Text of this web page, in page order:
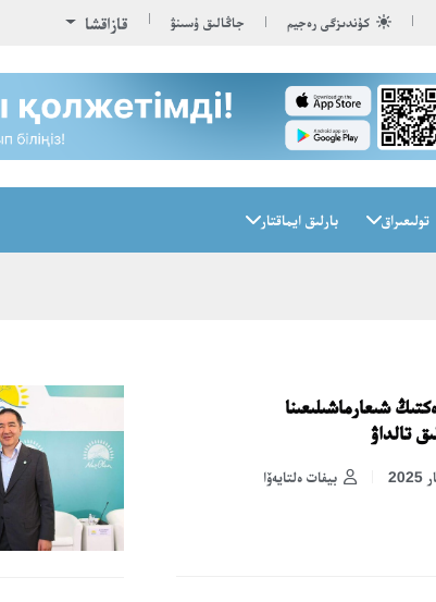
كۇندىزگى رەجيم جاڭالىق ۇسىنۋ قازاقشا
تولىعىراق بارلىق ايماقتار
شىعارماشىلىعىنا
تالداۋ
بيفات ەلتايەۆا